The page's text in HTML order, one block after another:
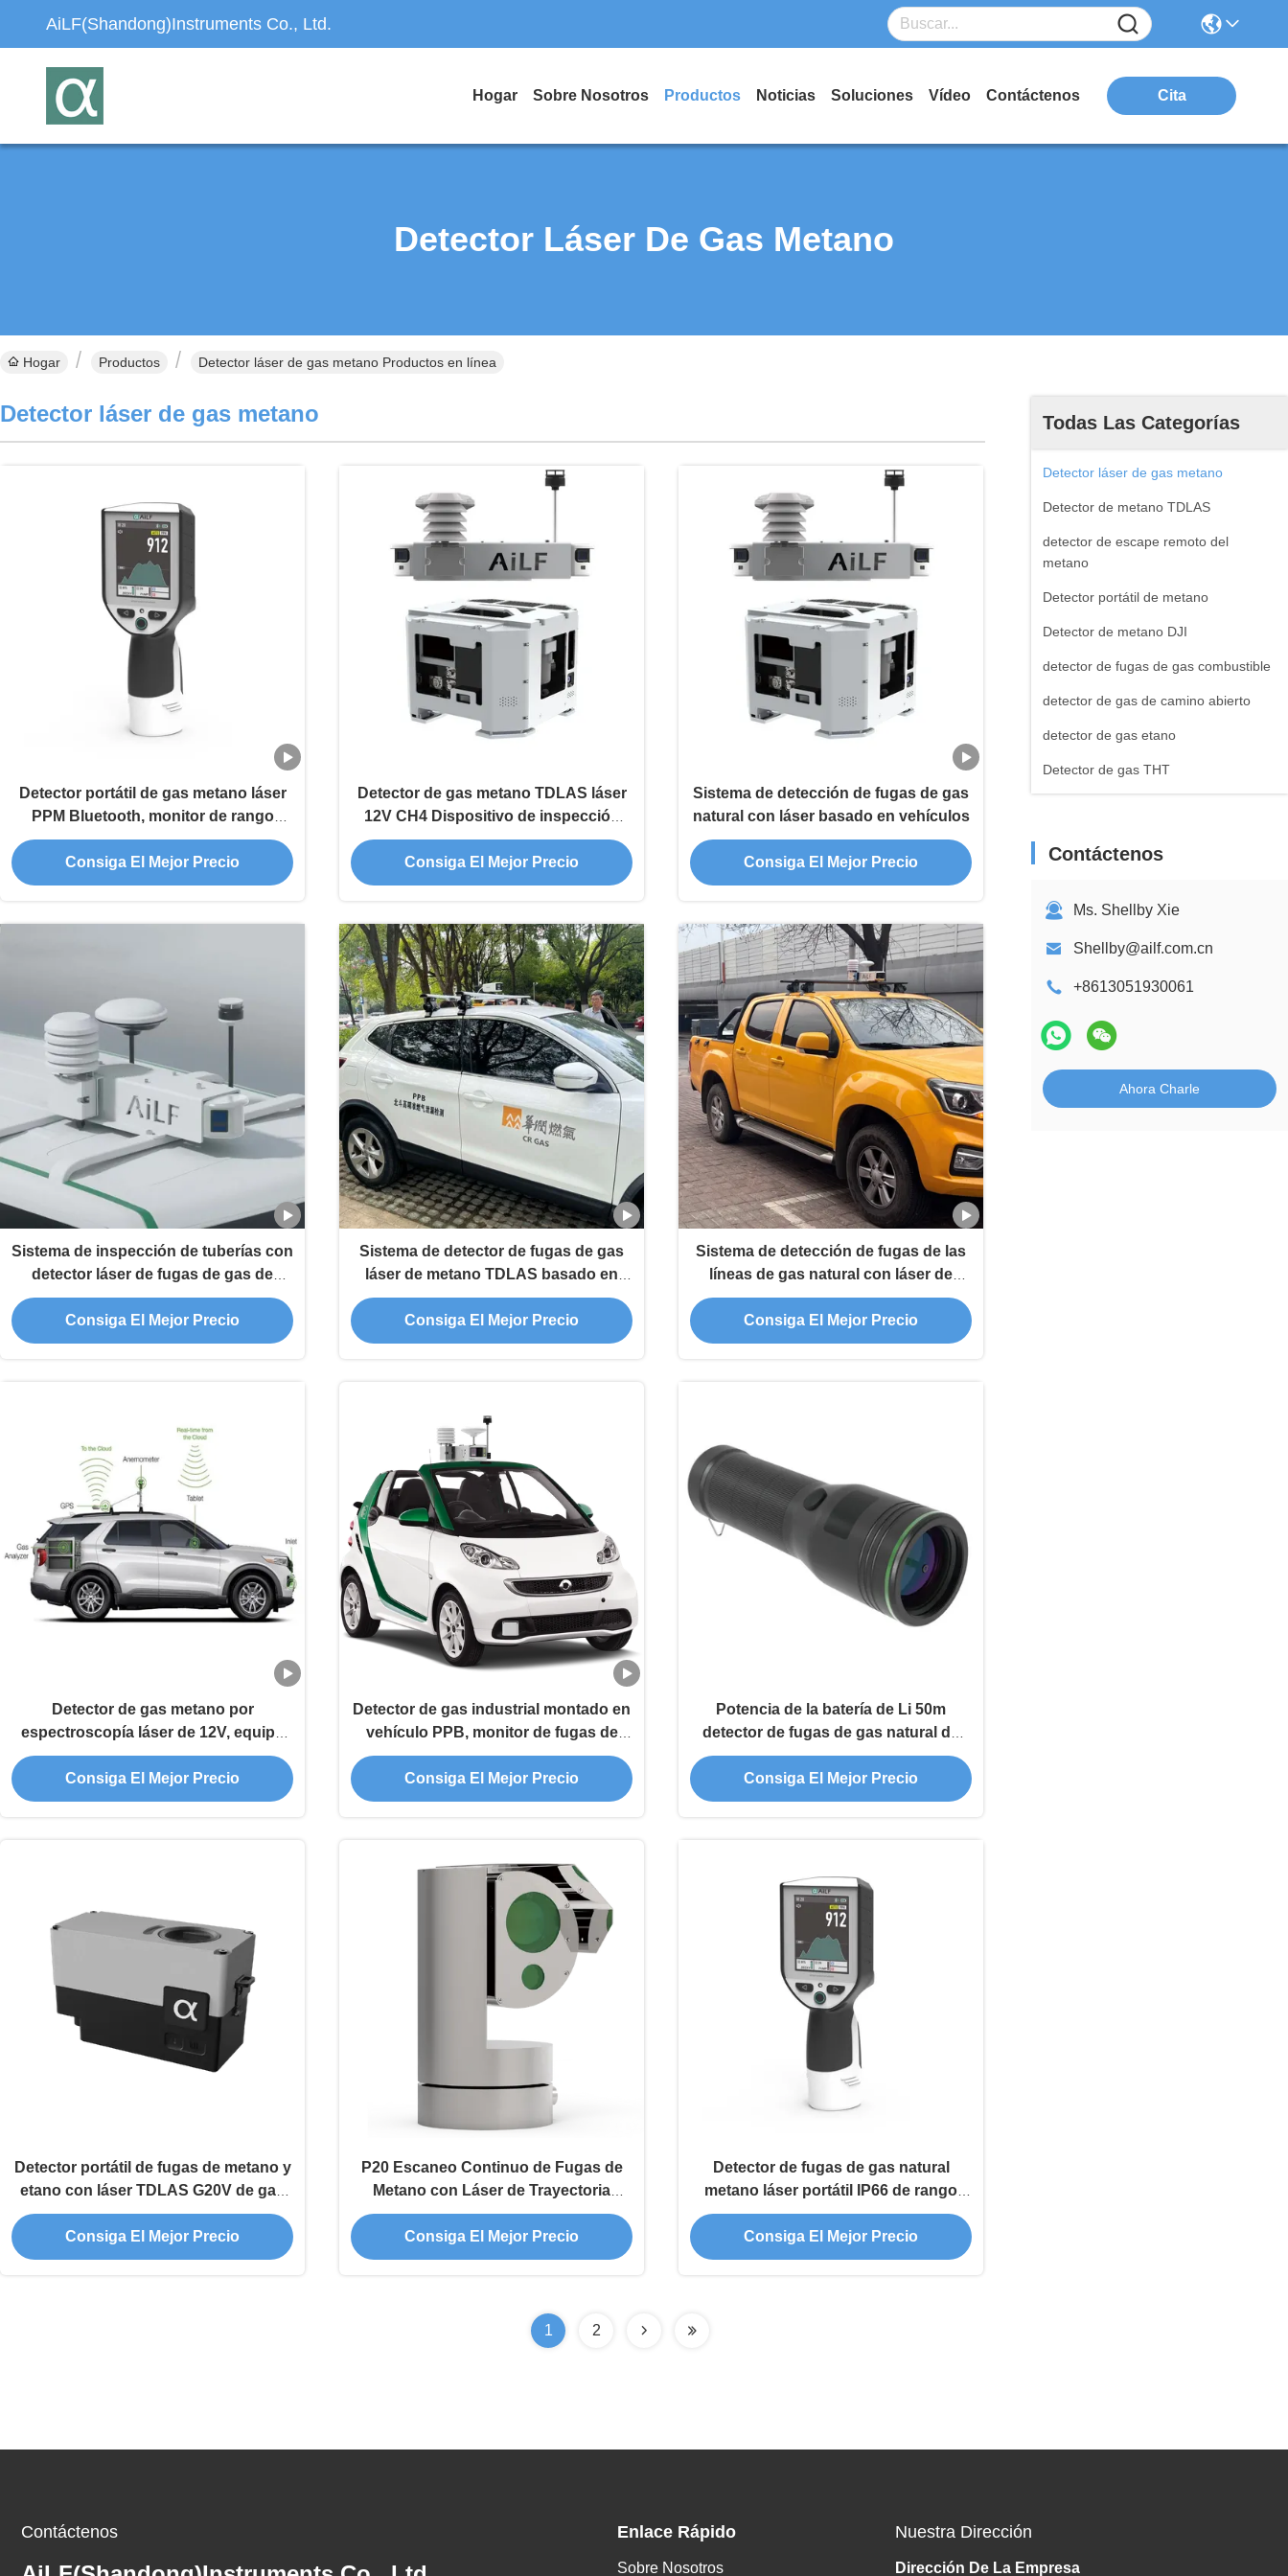
AiLF(Shandong)Instruments Co., Ltd.
Hogar Sobre Nosotros Productos Noticias Soluciones Vídeo Contáctenos Cita
Detector Láser De Gas Metano
Hogar Productos Detector láser de gas metano Productos en línea
Todas Las Categorías
Detector láser de gas metano
Detector de metano TDLAS
detector de escape remoto del
metano
Detector portátil de metano
Detector de metano DJI
detector de fugas de gas combustible
detector de gas de camino abierto
detector de gas etano
Detector de gas THT
Contáctenos
Ms. Shellby Xie
Shellby@ailf.com.cn
+8613051930061
Ahora Charle
Detector láser de gas metano
Detector portátil de gas metano láser
PPM Bluetooth, monitor de rango
completo
Consiga El Mejor Precio
Detector de gas metano TDLAS láser
12V CH4 Dispositivo de inspección
montado en vehículo
Consiga El Mejor Precio
Sistema de detección de fugas de gas
natural con láser basado en vehículos
Consiga El Mejor Precio
Sistema de inspección de tuberías con
detector láser de fugas de gas de
metano TDLAS de nivel Ppb basado
en vehículo
Consiga El Mejor Precio
Sistema de detector de fugas de gas
láser de metano TDLAS basado en
vehículo para inspección de tuberías
Consiga El Mejor Precio
Sistema de detección de fugas de las
líneas de gas natural con láser de
metano para conductos subterráneos
Consiga El Mejor Precio
Detector de gas metano por
espectroscopía láser de 12V, equipo
de inspección a nivel PPB
Consiga El Mejor Precio
Detector de gas industrial montado en
vehículo PPB, monitor de fugas de
metano láser
Consiga El Mejor Precio
Potencia de la batería de Li 50m
detector de fugas de gas natural de
metano láser remoto
Consiga El Mejor Precio
Detector portátil de fugas de metano y
etano con láser TDLAS G20V de gas
natural
Consiga El Mejor Precio
P20 Escaneo Continuo de Fugas de
Metano con Láser de Trayectoria
Abierta Monitoreo
Consiga El Mejor Precio
Detector de fugas de gas natural
metano láser portátil IP66 de rango
completo
Consiga El Mejor Precio
1 2
Contáctenos Enlace Rápido
Sobre Nosotros
Nuestra Dirección
Dirección De La Empresa